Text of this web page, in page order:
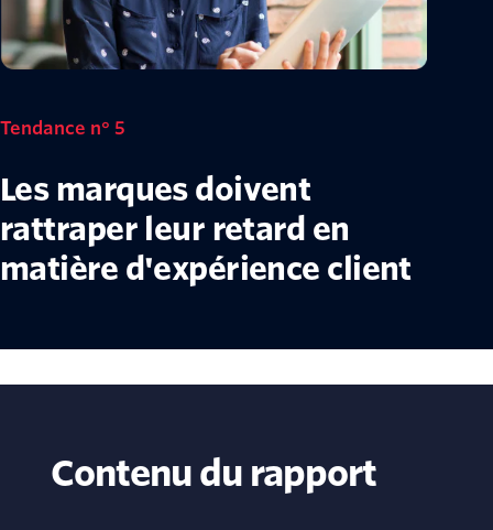
Tendance n° 5
Les marques doivent
rattraper leur retard en
matière d'expérience client
Contenu du rapport